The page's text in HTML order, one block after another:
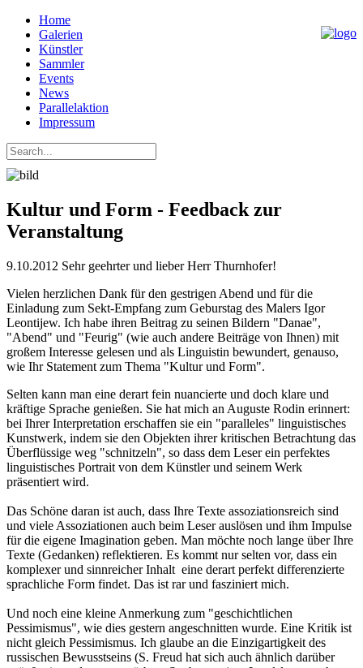
Home
Galerien
Künstler
Sammler
Events
News
Parallelaktion
Impressum
Kultur und Form - Feedback zur
Veranstaltung
9.10.2012 Sehr geehrter und lieber Herr Thurnhofer!
Vielen herzlichen Dank für den gestrigen Abend und für die
Einladung zum Sekt-Empfang zum Geburstag des Malers Igor
Leontijew. Ich habe ihren Beitrag zu seinen Bildern "Danae",
"Abend" und "Feurig" (wie auch andere Beiträge von Ihnen) mit
großem Interesse gelesen und als Linguistin bewundert, genauso,
wie Ihr Statement zum Thema "Kultur und Form".
Selten kann man eine derart fein nuancierte und doch klare und
kräftige Sprache genießen. Sie hat mich an Auguste Rodin erinnert:
bei Ihrer Interpretation erschaffen sie ein "paralleles" linguistisches
Kunstwerk, indem sie den Objekten ihrer kritischen Betrachtung das
Überflüssige weg "schnitzeln", so dass dem Leser ein perfektes
linguistisches Portrait von dem Künstler und seinem Werk
präsentiert wird.
Das Schöne daran ist auch, dass Ihre Texte assoziationsreich sind
und viele Assoziationen auch beim Leser auslösen und ihm Impulse
für die eigene Imagination geben. Man möchte noch lange über Ihre
Texte (Gedanken) reflektieren. Es kommt nur selten vor, dass ein
komplexer und sinnreicher Inhalt eine derart perfekt differenzierte
sprachliche Form findet. Das ist rar und fasziniert mich.
Und noch eine kleine Anmerkung zum "geschichtlichen
Pessimismus", wie dies gestern angeschnitten wurde. Eine Kritik ist
nicht gleich Pessimismus. Ich glaube an die Einzigartigkeit des
russischen Bewusstseins (S. Freud hat sich auch ähnlich darüber